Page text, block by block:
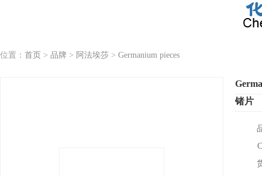
位置： 首页 > 品牌 > 阿法埃莎 > Germanium pieces
锗片